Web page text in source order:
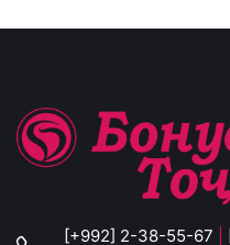
[+992] 2-38-55-67